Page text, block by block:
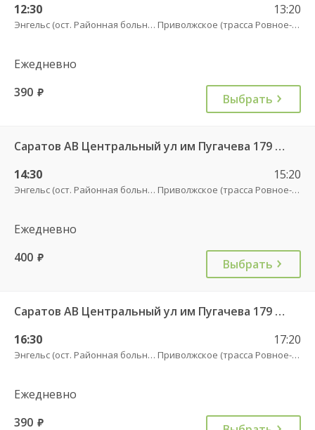
12:30
Энгельс (ост. Районная больница)
13:20
Приволжское (трасса Ровное-Старая Полтавка)
Ежедневно
390 руб. Выбрать
Саратов АВ Центральный ул им Пугачева 179 А — Палласовка
14:30
Энгельс (ост. Районная больница)
15:20
Приволжское (трасса Ровное-Старая Полтавка)
Ежедневно
400 руб. Выбрать
Саратов АВ Центральный ул им Пугачева 179 А — Старая Полтавка
16:30
Энгельс (ост. Районная больница)
17:20
Приволжское (трасса Ровное-Старая Полтавка)
Ежедневно
390 руб.